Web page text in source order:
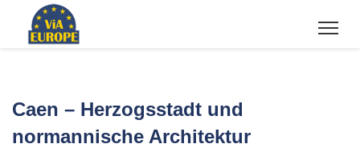
Caen – Herzogsstadt und
normannische Architektur